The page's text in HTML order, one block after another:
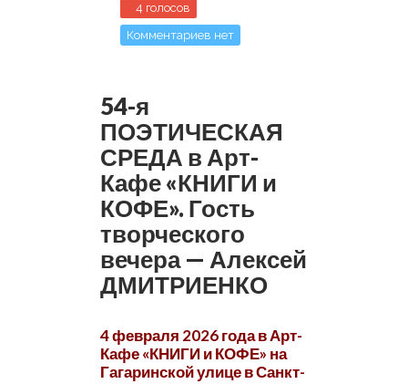
4 голосов
Комментариев нет
54-я
ПОЭТИЧЕСКАЯ
СРЕДА в Арт-
Кафе «КНИГИ и
КОФЕ». Гость
творческого
вечера — Алексей
ДМИТРИЕНКО
4 февраля 2026 года в Арт-
Кафе «КНИГИ и КОФЕ» на
Гагаринской улице в Санкт-